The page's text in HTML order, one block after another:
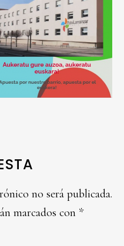
no será publicada.
marcados con *